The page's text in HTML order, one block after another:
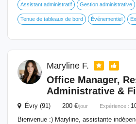
Assistant administratif Gestion administrative
Tenue de tableaux de bord Événementiel
Maryline F.
Office Manager,
Administrative &
Évry (91) 200 €/jour Expérience :
Bienvenue :) Maryline, assistante